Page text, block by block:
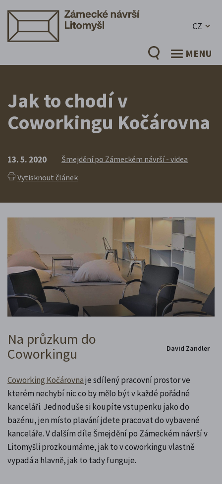
CZ
MENU
Jak to chodí v
Coworkingu Kočárovna
13. 5. 2020
Šmejdění po Zámeckém návrší - videa
Vytisknout článek
David Zandler
Na průzkum do
Coworkingu
Coworking Kočárovnaje sdílený pracovní prostor ve
kterém nechybí nic co by mělo být v každé pořádné
kanceláři. Jednoduše si koupíte vstupenku jako do
bazénu, jen místo plavání jdete pracovat do vybavené
kanceláře. V dalším díle Šmejdění po Zámeckém návrší v
Litomyšli prozkoumáme, jak to v coworkingu vlastně
vypadá a hlavně, jak to tady funguje.